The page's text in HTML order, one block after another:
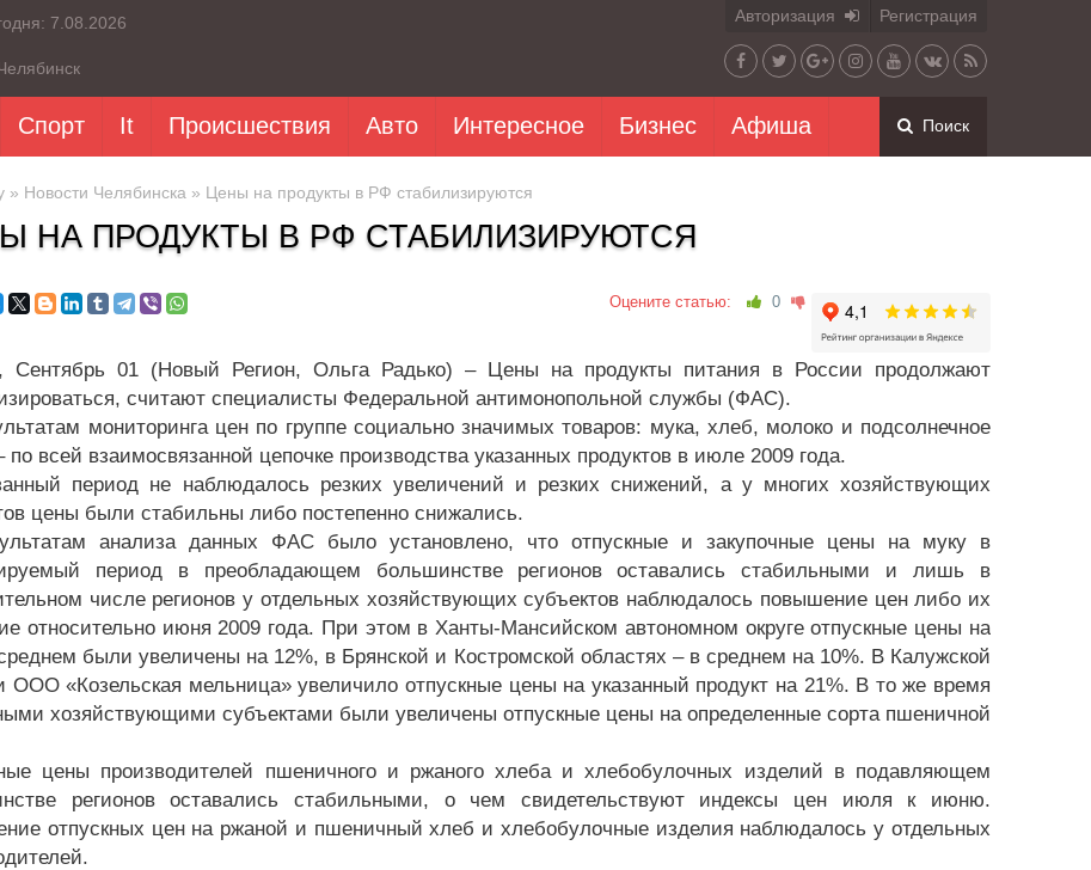
7.08.2026 Авторизация Регистрация
Спорт It Происшествия Авто Интересное Бизнес Афиша Поиск
» Новости Челябинска » Цены на продукты в РФ стабилизируются
НА ПРОДУКТЫ В РФ СТАБИЛИЗИРУЮТСЯ
Оцените статью: 0
Сентябрь 01 (Новый Регион, Ольга Радько) – Цены на продукты питания в России продолжают
считают специалисты Федеральной антимонопольной службы (ФАС).
мониторинга цен по группе социально значимых товаров: мука, хлеб, молоко и подсолнечное
по всей взаимосвязанной цепочке производства указанных продуктов в июле 2009 года.
период не наблюдалось резких увеличений и резких снижений, а у многих хозяйствующих
цены были стабильны либо постепенно снижались.
анализа данных ФАС было установлено, что отпускные и закупочные цены на муку в
период в преобладающем большинстве регионов оставались стабильными и лишь в
числе регионов у отдельных хозяйствующих субъектов наблюдалось повышение цен либо их
относительно июня 2009 года. При этом в Ханты-Мансийском автономном округе отпускные цены на
были увеличены на 12%, в Брянской и Костромской областях – в среднем на 10%. В Калужской
ООО «Козельская мельница» увеличило отпускные цены на указанный продукт на 21%. В то же время
хозяйствующими субъектами были увеличены отпускные цены на определенные сорта пшеничной
цены производителей пшеничного и ржаного хлеба и хлебобулочных изделий в подавляющем
регионов оставались стабильными, о чем свидетельствуют индексы цен июля к июню.
отпускных цен на ржаной и пшеничный хлеб и хлебобулочные изделия наблюдалось у отдельных